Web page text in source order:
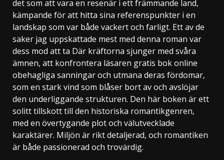
det som att vara en resenär i ett främmande land,
kämpande för att hitta sina referenspunkter i en
landskap som var både vackert och farligt. Ett av de
saker jag uppskattade mest med denna roman var
dess mod att ta Där kräftorna sjunger med svåra
ämnen, att konfrontera läsaren gratis bok online
obehagliga sanningar och utmana deras fördomar,
som en stark vind som blåser bort av och avslöjar
den underliggande strukturen. Den här boken är ett
solitt tillskott till den historiska romantikgenren,
med en övertygande plot och välutvecklade
karaktärer. Miljön är rikt detaljerad, och romantiken
är både passionerad och trovärdig.